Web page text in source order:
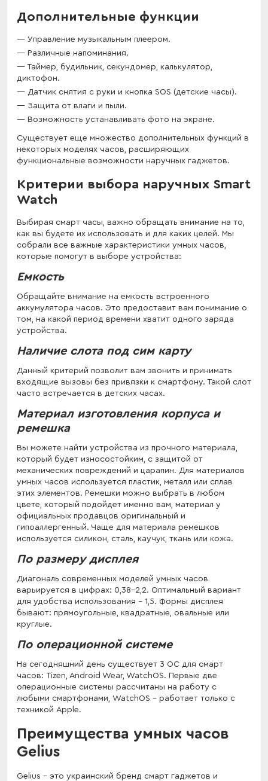
Дополнительные функции
Управление музыкальным плеером.
Различные напоминания.
Таймер, будильник, секундомер, калькулятор,
диктофон.
Датчик снятия с руки и кнопка SOS (детские часы).
Защита от влаги и пыли.
Возможность устанавливать фото на экране.
Существует еще множество дополнительных функций в
некоторых моделях часов, расширяющих
функциональные возможности наручных гаджетов.
Критерии выбора наручных Smart
Watch
Выбирая смарт часы, важно обращать внимание на то,
как вы будете их использовать и для каких целей. Мы
собрали все важные характеристики умных часов,
которые помогут в выборе устройства:
Емкость
Обращайте внимание на емкость встроенного
аккумулятора часов. Это предоставит вам понимание о
том, на какой период времени хватит одного заряда
устройства.
Наличие слота под сим карту
Данный критерий позволит вам звонить и принимать
входящие вызовы без привязки к смартфону. Такой слот
часто встречается в детских часах.
Материал изготовления корпуса и
ремешка
Вы можете найти устройства из прочного материала,
который будет износостойким, с защитой от
механических повреждений и царапин. Для материалов
умных часов используется пластик, металл или сплав
этих элементов. Ремешки можно выбрать в любом
цвете, который подойдет именно вам, материал у
официальных продавцов оригинальный и
гипоаллергенный. Чаще для материала ремешков
используется силикон, сталь, каучук, ткань или кожа.
По размеру дисплея
Диагональ современных моделей умных часов
варьируется в цифрах: 0,38-2,2. Оптимальный вариант
для удобства использования – 1,5. Формы дисплея
бывают: прямоугольные, квадратные, овальные или
круглые.
По операционной системе
На сегодняшний день существует 3 ОС для смарт
часов: Tizen, Android Wear, WatchOS. Первые две
операционные системы рассчитаны на работу с
любыми смартфонами, WatchOS – работает только с
техникой Apple.
Преимущества умных часов
Gelius
Gelius – это украинский бренд смарт гаджетов и